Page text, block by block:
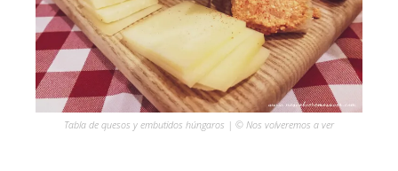
Tabla de quesos y embutidos húngaros | © Nos volveremos a ver